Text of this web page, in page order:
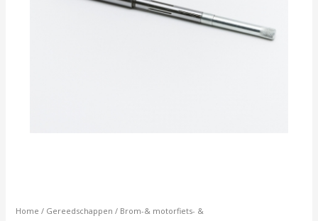
Home / Gereedschappen / Brom-& motorfiets- &